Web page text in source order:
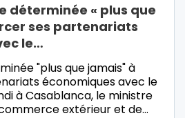
déterminée « plus que
ses partenariats
le…
"plus que jamais" à
économiques avec le
à Casablanca, le ministre
extérieur et de…